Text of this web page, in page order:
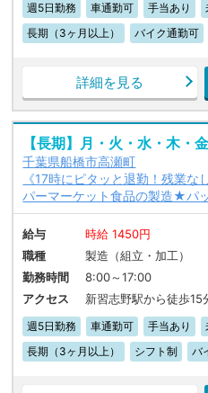
週5日勤務 車通勤可 手当あり
長期（3ヶ月以上）
バイク通勤可
詳細を見る
【長期】月・火・水・木・
千葉県船橋市高瀬町
《17時にピタッと退勤！残業
パーマーケット食品の製造★パ
給与
時給 1450円
職種
製造（組立・加工）
勤務時間
8:00～17:00
アクセス
新習志野駅から徒歩15
週5日勤務 車通勤可 手当あり
長期（3ヶ月以上）
シフト制 バ